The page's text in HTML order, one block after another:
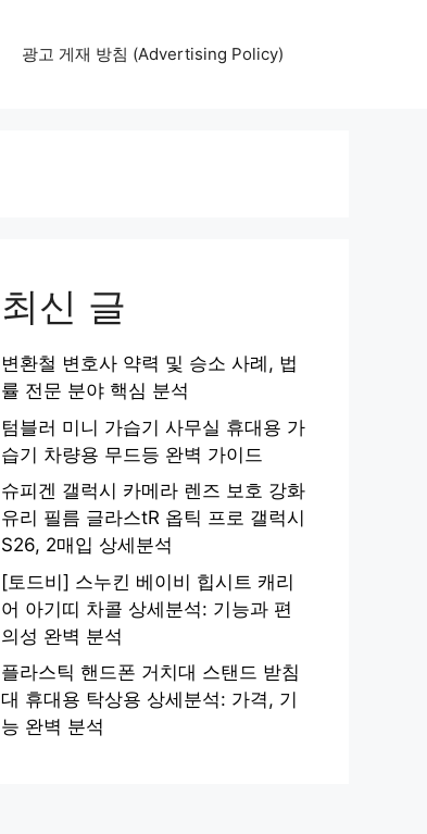
광고 게재 방침 (Advertising Policy)
최신 글
변환철 변호사 약력 및 승소 사례, 법
률 전문 분야 핵심 분석
텀블러 미니 가습기 사무실 휴대용 가
습기 차량용 무드등 완벽 가이드
슈피겐 갤럭시 카메라 렌즈 보호 강화
유리 필름 글라스tR 옵틱 프로 갤럭시
S26, 2매입 상세분석
[토드비] 스누킨 베이비 힙시트 캐리
어 아기띠 차콜 상세분석: 기능과 편
의성 완벽 분석
플라스틱 핸드폰 거치대 스탠드 받침
대 휴대용 탁상용 상세분석: 가격, 기
능 완벽 분석